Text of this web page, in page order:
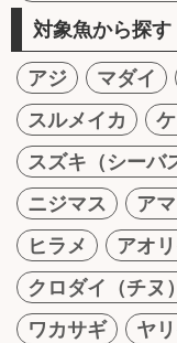
対象魚から探す
アジ マダイ
スルメイカ
スズキ（シーバ
ニジマス
ア
ヒラメ
アオ
クロダイ（チヌ）
ワカサギ
ヤ